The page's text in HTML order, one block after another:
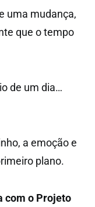
uma mudança,
que o tempo
de um dia…
a emoção e
plano.
com o Projeto